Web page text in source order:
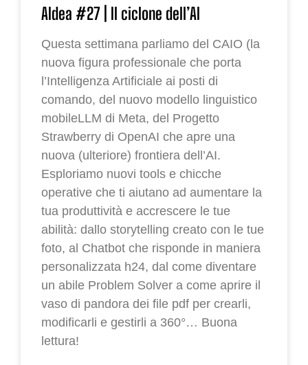
AIdea #27 | Il ciclone dell’AI
Questa settimana parliamo del CAIO (la
nuova figura professionale che porta
l’Intelligenza Artificiale ai posti di
comando, del nuovo modello linguistico
mobileLLM di Meta, del Progetto
Strawberry di OpenAI che apre una
nuova (ulteriore) frontiera dell’AI.
Esploriamo nuovi tools e chicche
operative che ti aiutano ad aumentare la
tua produttività e accrescere le tue
abilità: dallo storytelling creato con le tue
foto, al Chatbot che risponde in maniera
personalizzata h24, dal come diventare
un abile Problem Solver a come aprire il
vaso di pandora dei file pdf per crearli,
modificarli e gestirli a 360°… Buona
lettura!